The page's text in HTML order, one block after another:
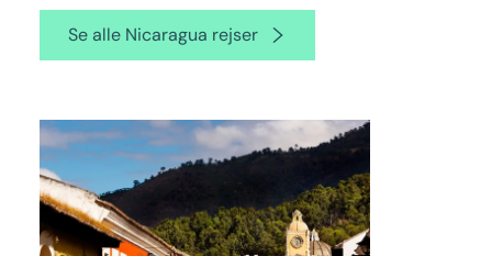
Se alle Nicaragua rejser